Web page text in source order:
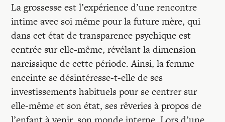
La grossesse est l’expérience d’une rencontre
intime avec soi même pour la future mère, qui
dans cet état de transparence psychique est
centrée sur elle-même, révélant la dimension
narcissique de cette période. Ainsi, la femme
enceinte se désintéresse-t-elle de ses
investissements habituels pour se centrer sur
elle-même et son état, ses rêveries à propos de